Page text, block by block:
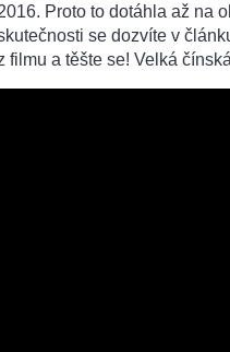
Proto to dotáhla až na
se dozvíte v
filmu a těšte se! Velká